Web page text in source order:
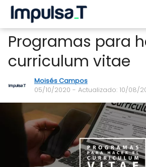
Programas para
curriculum vitae
Moisés Campos
05/10/2020 - Actualizado: 10/08/